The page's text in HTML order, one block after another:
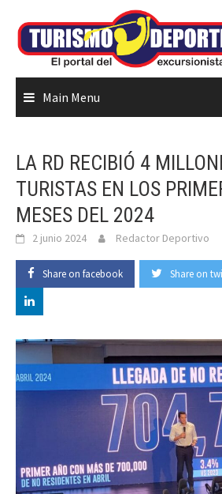
content
Main Menu
LA RD RECIBIÓ 4
TURISTAS EN LOS
MESES DEL 2024
2 junio 2024 Redactor Deportivo
Share on facebook Share on